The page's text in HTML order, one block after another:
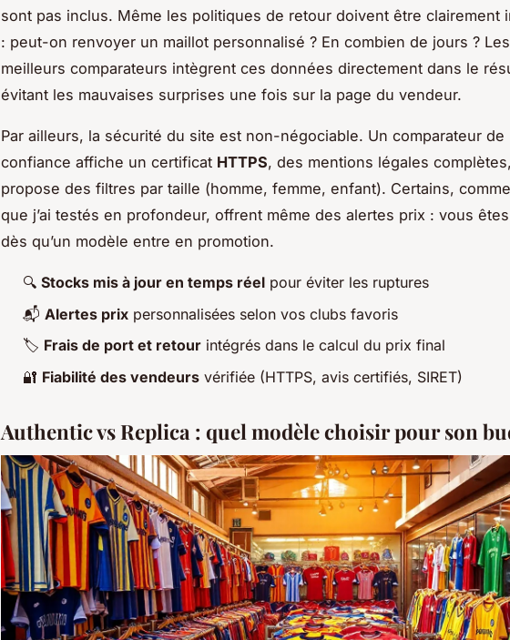
sont pas inclus. Même les politiques de retour doivent être clairement
: peut-on renvoyer un maillot personnalisé ? En combien de jours ? Les
meilleurs comparateurs intègrent ces données directement dans le
évitant les mauvaises surprises une fois sur la page du vendeur.
Par ailleurs, la sécurité du site est non-négociable. Un comparateur de
confiance affiche un certificat HTTPS, des mentions légales
propose des filtres par taille (homme, femme, enfant). Certains,
que j’ai testés en profondeur, offrent même des alertes prix : vous
dès qu’un modèle entre en promotion.
🔍 Stocks mis à jour en temps réel pour éviter les ruptures
📬 Alertes prix personnalisées selon vos clubs favoris
🏷️ Frais de port et retour intégrés dans le calcul du prix final
🔐 Fiabilité des vendeurs vérifiée (HTTPS, avis certifiés, SIRET)
Authentic vs Replica : quel modèle choisir pour son